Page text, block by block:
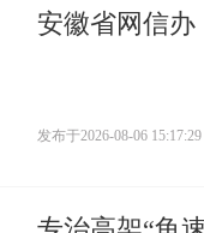
安徽省网信办
发布于2026-08-06 15:17:29